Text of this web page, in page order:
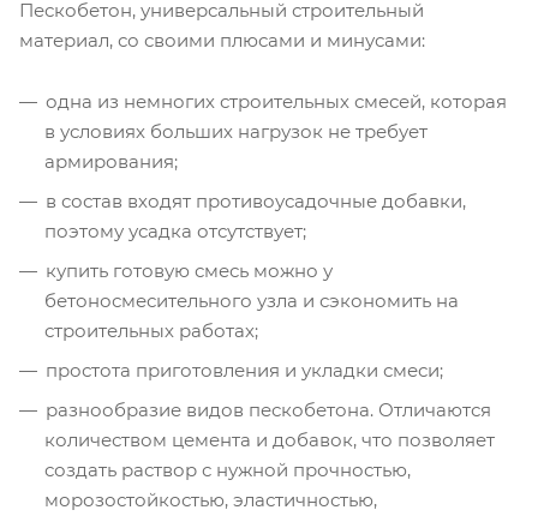
Пескобетон, универсальный строительный
материал, со своими плюсами и минусами:
одна из немногих строительных смесей, которая
в условиях больших нагрузок не требует
армирования;
в состав входят противоусадочные добавки,
поэтому усадка отсутствует;
купить готовую смесь можно у
бетоносмесительного узла и сэкономить на
строительных работах;
простота приготовления и укладки смеси;
разнообразие видов пескобетона. Отличаются
количеством цемента и добавок, что позволяет
создать раствор с нужной прочностью,
морозостойкостью, эластичностью,